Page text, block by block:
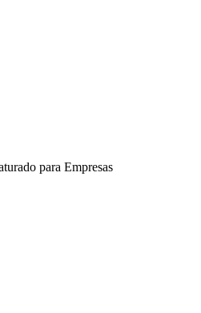
para Empresas